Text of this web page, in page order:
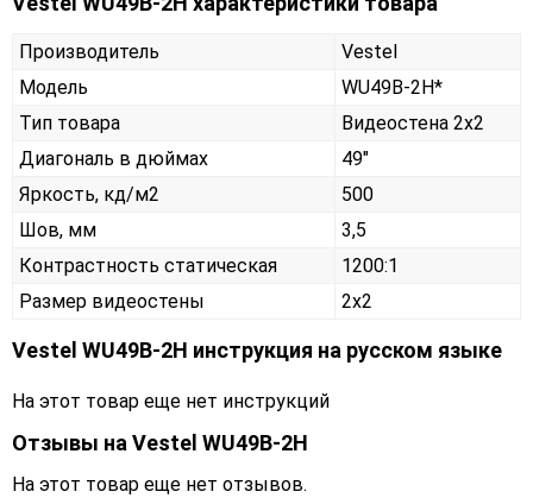
Производитель
Vestel
Модель
WU49B-2H*
Тип товара
Видеостена 2х2
Диагональ в дюймах
49"
Яркость, кд/м2
500
Шов, мм
3,5
Контрастность статическая
1200:1
Размер видеостены
2x2
Vestel WU49B-2H инструкция на русском языке
На этот товар еще нет инструкций
Отзывы наVestel WU49B-2H
На этот товар еще нет отзывов.